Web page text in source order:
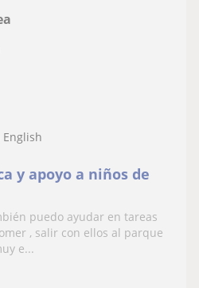
English
puedo ayudar en tareas
, salir con ellos al parque
e...